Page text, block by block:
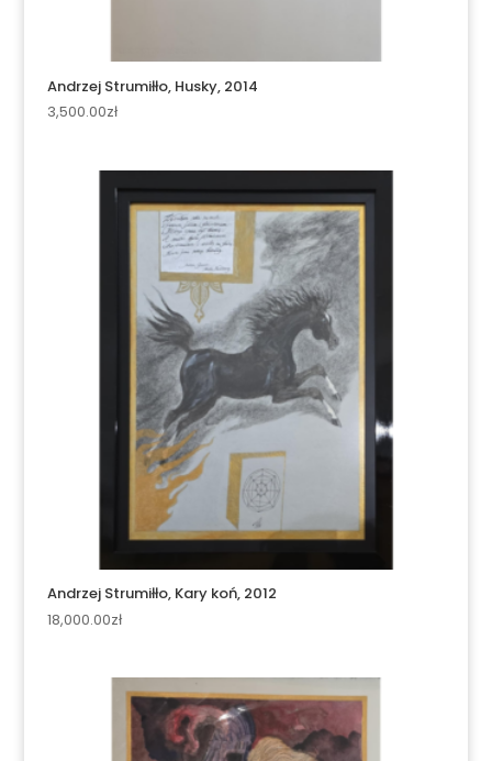
Andrzej Strumiłło, Husky, 2014
3,500.00zł
Andrzej Strumiłło, Kary koń, 2012
18,000.00zł